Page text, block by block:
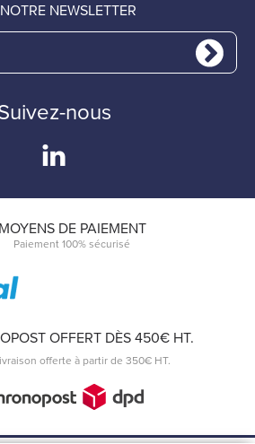
NEWSLETTER
nous
MOYENS DE PAIEMENT
Paiement 100% sécurisé
OFFERT DÈS 450€ HT.
offerte à partir de 350€ HT.